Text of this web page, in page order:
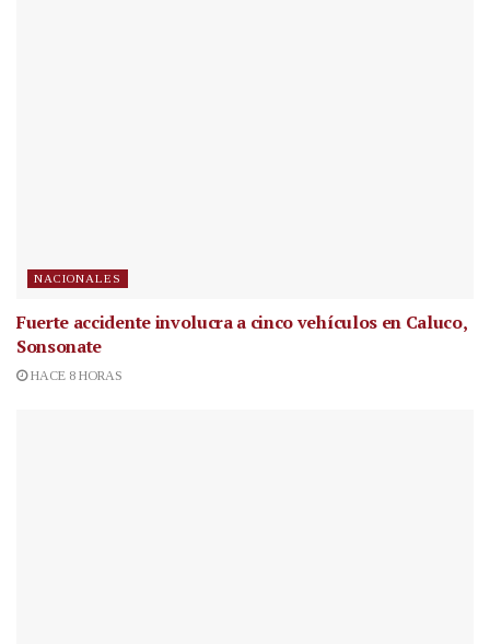
NACIONALES
Fuerte accidente involucra a cinco vehículos en Caluco,
Sonsonate
HACE 8 HORAS